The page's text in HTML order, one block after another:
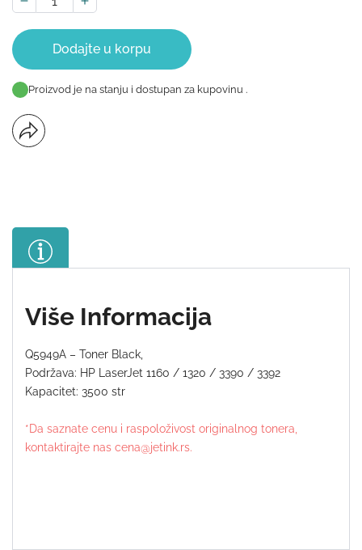
Dodajte u korpu
Proizvod je na stanju i dostupan za kupovinu .
Više Informacija
Q5949A – Toner Black,
Podržava: HP LaserJet 1160 / 1320 / 3390 / 3392
Kapacitet: 3500 str
*Da saznate cenu i raspoloživost originalnog tonera,
kontaktirajte nas cena@jetink.rs.